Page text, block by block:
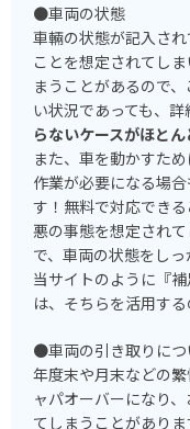
●車両の状態
車輛の状態が記入さ
ことを想定されてし
まうことがあるので
い状況であっても、
らないケースがほとん
また、車を動かすた
作業が必要になる場
す！無料で対応でき
悪の事態を想定され
で、車両の状態をしっ
当サイトのように『
は、そちらを活用す
●車両の引き取りにつ
年度末や月末などの
ャパオーバーになり
てしまうことがあり